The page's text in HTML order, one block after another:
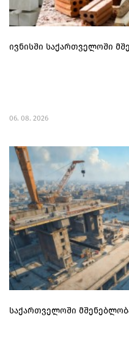
ივნისში საქართველოში
06. 08. 2026
საქართველოში